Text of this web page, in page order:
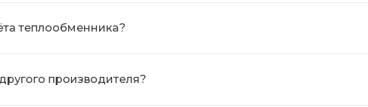
теплообменника?
производителя?